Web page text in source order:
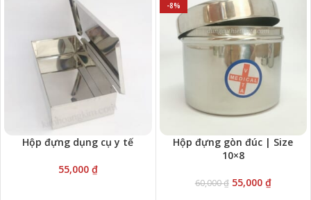
Hộp đựng dụng cụ y tế
55,000 ₫
-8%
Hộp đựng gòn đúc | Size
10×8
60,000₫ 55,000 ₫